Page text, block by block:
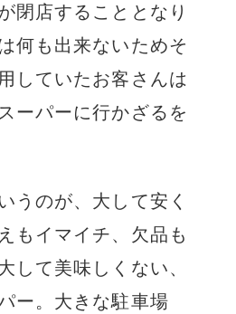
閉店することとなり
何も出来ないためそ
していたお客さんは
ーパーに行かざるを
うのが、大して安く
もイマイチ、欠品も
して美味しくない、
ー。大きな駐車場